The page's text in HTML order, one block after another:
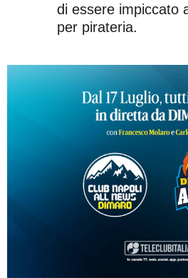
di essere impiccato
per pirateria.